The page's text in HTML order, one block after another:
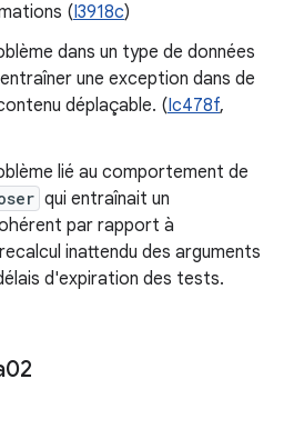
(I3918c)
dans un type de données
une exception dans de
déplaçable. (Ic478f,
lié au comportement de
qui entraînait un
par rapport à
inattendu des arguments
d'expiration des tests.